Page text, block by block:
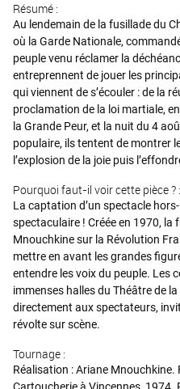
Résumé :
Au lendemain de la fusillade du
où la Garde Nationale,
peuple venu réclamer la
entreprennent de jouer les
qui viennent de s’écouler : de la
proclamation de la loi martiale,
la Grande Peur, et la nuit du 4
populaire, ils tentent de montrer
l’explosion de la joie puis
Pourquoi faut-il voir cette pièce ? :
La captation d’un spectacle
spectaculaire ! Créée en 1970, la
Mnouchkine sur la Révolution
mettre en avant les grandes
entendre les voix du peuple. Les
immenses halles du Théâtre de
directement aux spectateurs,
révolte sur scène.
Tournage :
Réalisation : Ariane Mnouchkine.